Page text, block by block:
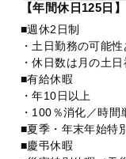
【年間休日125日】
■週休2日制
・土日勤務の可能性
・休日数は月の土
■有給休暇
・年10日以上
・100％消化／時間
■夏季・年末年始特
■慶弔休暇